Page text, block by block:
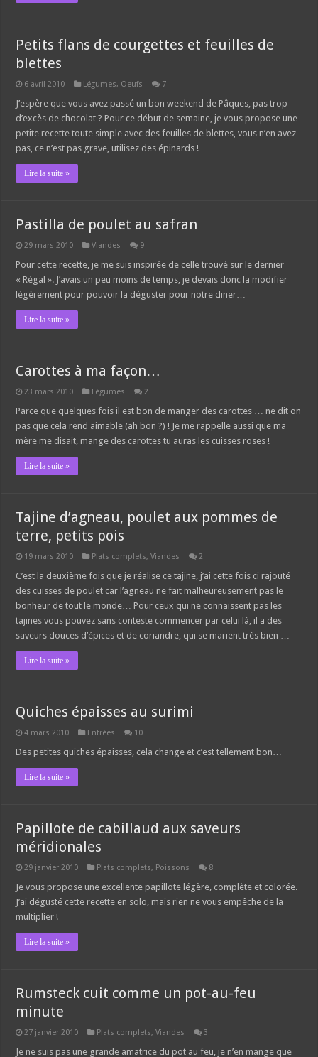
Petits flans de courgettes et feuilles de
blettes
6 avril 2010 Légumes, Oeufs 7
J’espère que vous avez passé un bon weekend de Pâques, pas trop
d’excès de chocolat ? Pour ce début de semaine, je vous propose une
petite recette toute simple avec des feuilles de blettes, vous n’en avez
pas, ce n’est pas grave, utilisez des épinards !
Lire la suite »
Pastilla de poulet au safran
29 mars 2010 Viandes 9
Pour cette recette, je me suis inspirée de celle trouvé sur le dernier
« Régal ». J’avais un peu moins de temps, je devais donc la modifier
légèrement pour pouvoir la déguster pour notre diner…
Lire la suite »
Carottes à ma façon…
23 mars 2010 Légumes 2
Parce que quelques fois il est bon de manger des carottes … ne dit on
pas que cela rend aimable (ah bon ?) ! Je me rappelle aussi que ma
mère me disait, mange des carottes tu auras les cuisses roses !
Lire la suite »
Tajine d’agneau, poulet aux pommes de
terre, petits pois
19 mars 2010 Plats complets,Viandes 2
C’est la deuxième fois que je réalise ce tajine, j’ai cette fois ci rajouté
des cuisses de poulet car l’agneau ne fait malheureusement pas le
bonheur de tout le monde… Pour ceux qui ne connaissent pas les
tajines vous pouvez sans conteste commencer par celui là, il a des
saveurs douces d’épices et de coriandre, qui se marient très bien …
Lire la suite »
Quiches épaisses au surimi
4 mars 2010 Entrées 10
Des petites quiches épaisses, cela change et c’est tellement bon…
Lire la suite »
Papillote de cabillaud aux saveurs
méridionales
29 janvier 2010 Plats complets, Poissons 8
Je vous propose une excellente papillote légère, complète et colorée.
J’ai dégusté cette recette en solo, mais rien ne vous empêche de la
multiplier !
Lire la suite »
Rumsteck cuit comme un pot-au-feu
minute
27 janvier 2010 Plats complets,Viandes 3
Je ne suis pas une grande amatrice du pot au feu, je n’en mange que